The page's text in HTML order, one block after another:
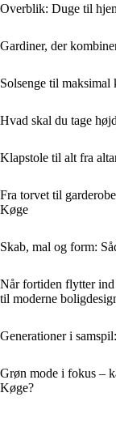
Overblik: Duge til
Gardiner, der
Solsenge til maksimal
Hvad skal du tage
Klapstole til alt fra
Fra torvet til
Køge
Skab, mal og form:
Når fortiden flytter
til moderne
Generationer i
Grøn mode i fokus –
Køge?